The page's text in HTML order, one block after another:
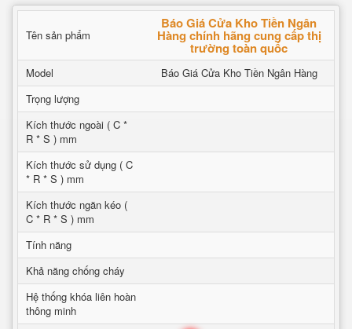
Tên sản phẩm
Báo Giá Cửa Kho Tiền Ngân
Hàng chính hãng cung cấp thị
trường toàn quốc
Model
Báo Giá Cửa Kho Tiền Ngân Hàng
Trọng lượng
Kích thước ngoài ( C *
R * S ) mm
Kích thước sử dụng ( C
* R * S ) mm
Kích thước ngăn kéo (
C * R * S ) mm
Tính năng
Khả năng chống cháy
Hệ thống khóa liên hoàn
thông minh